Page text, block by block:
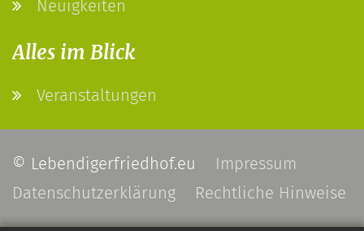
Neuigkeiten
Alles im Blick
Veranstaltungen
© Lebendigerfriedhof.eu
Impressum
Datenschutzerklärung
Rechtliche Hinweise